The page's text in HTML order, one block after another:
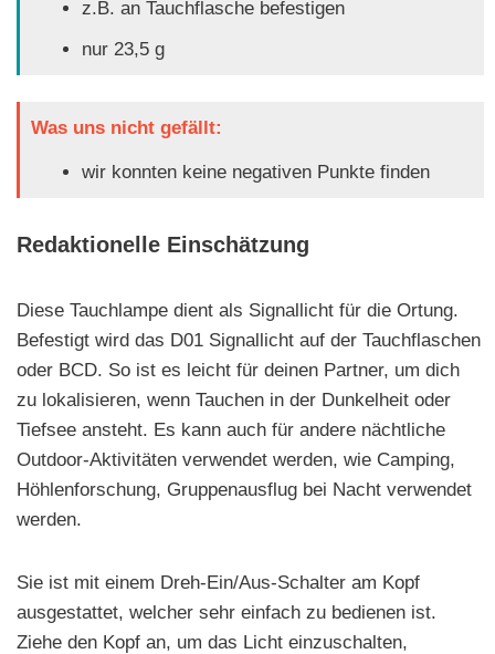
z.B. an Tauchflasche befestigen
nur 23,5 g
Was uns nicht gefällt:
wir konnten keine negativen Punkte finden
Redaktionelle Einschätzung
Diese Tauchlampe dient als Signallicht für die Ortung.
Befestigt wird das D01 Signallicht auf der Tauchflaschen
oder BCD. So ist es leicht für deinen Partner, um dich
zu lokalisieren, wenn Tauchen in der Dunkelheit oder
Tiefsee ansteht. Es kann auch für andere nächtliche
Outdoor-Aktivitäten verwendet werden, wie Camping,
Höhlenforschung, Gruppenausflug bei Nacht verwendet
werden.
Sie ist mit einem Dreh-Ein/Aus-Schalter am Kopf
ausgestattet, welcher sehr einfach zu bedienen ist.
Ziehe den Kopf an, um das Licht einzuschalten,